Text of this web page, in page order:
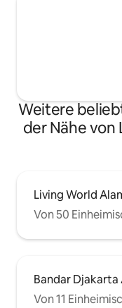
Weitere
der Nähe von
Living World
Von 50
Bandar Djakarta
Von 11